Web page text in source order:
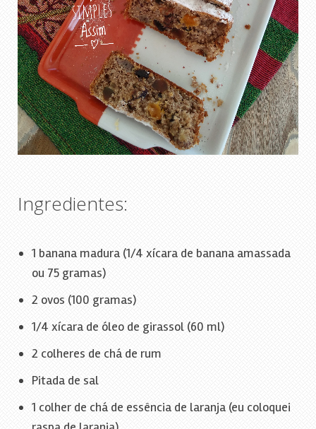
Ingredientes:
1 banana madura (1/4 xícara de banana amassada
ou 75 gramas)
2 ovos (100 gramas)
1/4 xícara de óleo de girassol (60 ml)
2 colheres de chá de rum
Pitada de sal
1 colher de chá de essência de laranja (eu coloquei